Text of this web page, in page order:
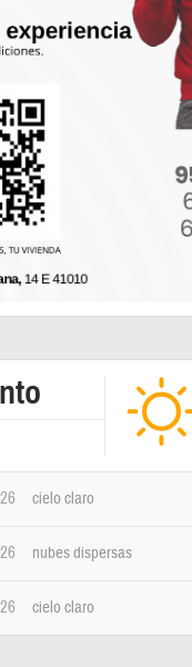
cielo claro
nubes dispersas
cielo claro